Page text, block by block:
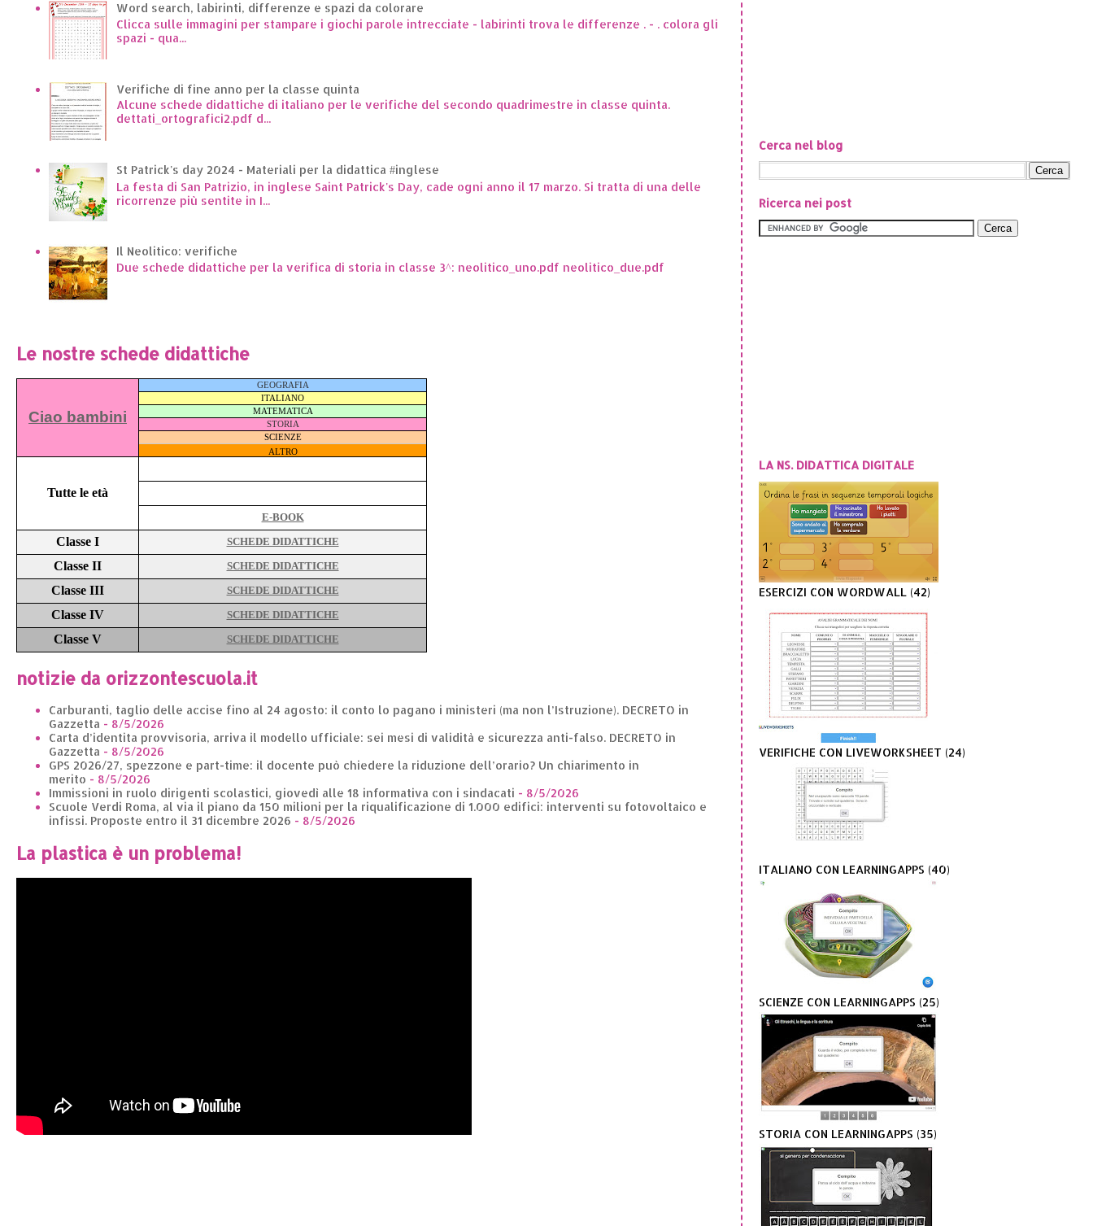
Word search, labirinti, differenze e spazi da colorare
Clicca sulle immagini per stampare i giochi parole intrecciate - labirinti trova le differenze . - . colora gli
spazi - qua...
Verifiche di fine anno per la classe quinta
Alcune schede didattiche di italiano per le verifiche del secondo quadrimestre in classe quinta.
dettati_ortografici2.pdf d...
St Patrick's day 2024 - Materiali per la didattica #inglese
La festa di San Patrizio, in inglese Saint Patrick's Day, cade ogni anno il 17 marzo. Si tratta di una delle
ricorrenze più sentite in I...
Il Neolitico: verifiche
Due schede didattiche per la verifica di storia in classe 3^: neolitico_uno.pdf neolitico_due.pdf
Le nostre schede didattiche
Ciao bambini
GEOGRAFIA
ITALIANO
MATEMATICA
STORIA
SCIENZE
ALTRO
Tutte le età
E-BOOK
Classe I SCHEDE DIDATTICHE
Classe II SCHEDE DIDATTICHE
Classe III SCHEDE DIDATTICHE
Classe IV SCHEDE DIDATTICHE
Classe V SCHEDE DIDATTICHE
notizie da orizzontescuola.it
Carburanti, taglio delle accise fino al 24 agosto: il conto lo pagano i ministeri (ma non l’Istruzione). DECRETO in
Gazzetta - 8/5/2026
Carta d’identita provvisoria, arriva il modello ufficiale: sei mesi di validità e sicurezza anti-falso. DECRETO in
Gazzetta - 8/5/2026
GPS 2026/27, spezzone e part-time: il docente può chiedere la riduzione dell’orario? Un chiarimento in
merito - 8/5/2026
Immissioni in ruolo dirigenti scolastici, giovedì alle 18 informativa con i sindacati - 8/5/2026
Scuole Verdi Roma, al via il piano da 150 milioni per la riqualificazione di 1.000 edifici: interventi su fotovoltaico e
infissi. Proposte entro il 31 dicembre 2026 - 8/5/2026
La plastica è un problema!
Cerca nel blog
Ricerca nei post
LA NS. DIDATTICA DIGITALE
ESERCIZI CON WORDWALL (42)
VERIFICHE CON LIVEWORKSHEET (24)
ITALIANO CON LEARNINGAPPS (40)
SCIENZE CON LEARNINGAPPS (25)
STORIA CON LEARNINGAPPS (35)